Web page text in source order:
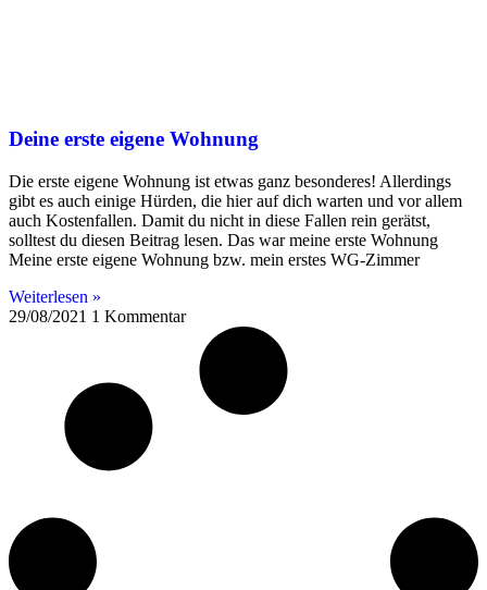
Deine erste eigene Wohnung
Die erste eigene Wohnung ist etwas ganz besonderes! Allerdings
gibt es auch einige Hürden, die hier auf dich warten und vor allem
auch Kostenfallen. Damit du nicht in diese Fallen rein gerätst,
solltest du diesen Beitrag lesen. Das war meine erste Wohnung
Meine erste eigene Wohnung bzw. mein erstes WG-Zimmer
Weiterlesen »
29/08/2021 1 Kommentar